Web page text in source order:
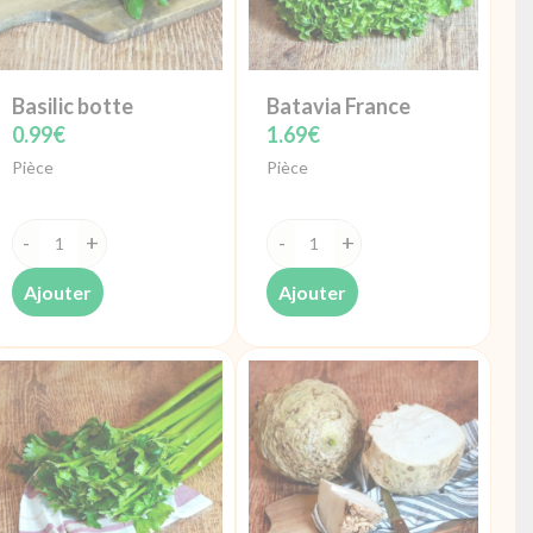
Basilic botte
0.99€
Pièce
quantité
de
Basilic
botte
Ajouter
Batavia France
1.69€
Pièce
quantité
de
Batavia
France
Ajouter